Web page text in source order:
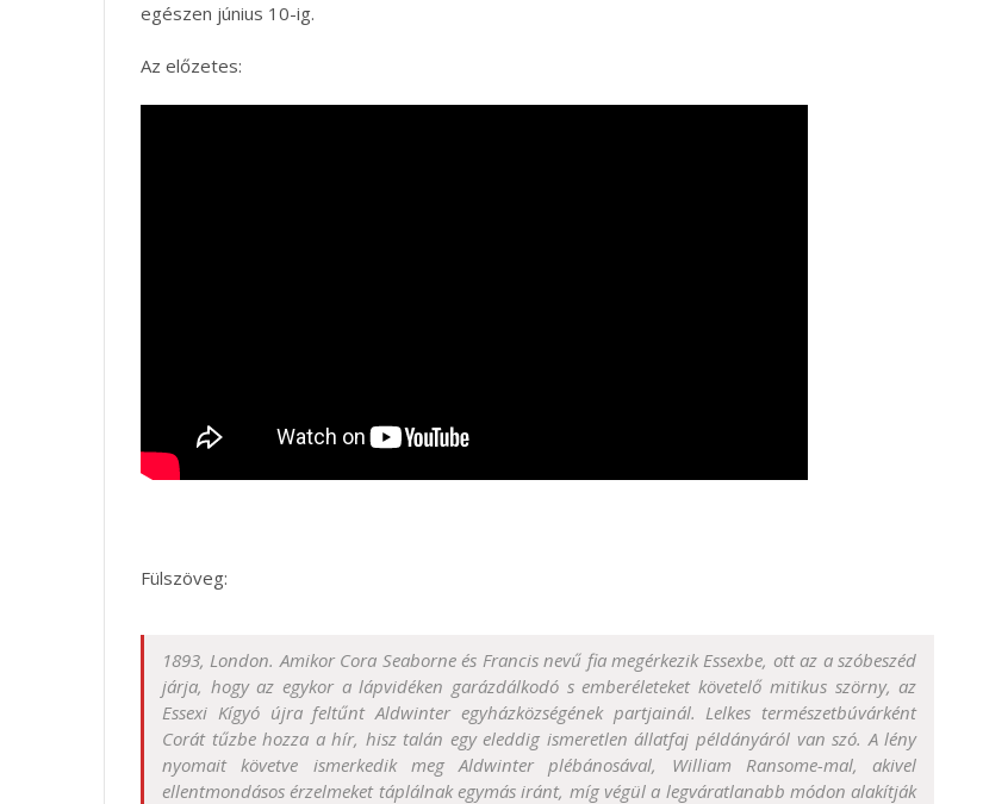
egészen június 10-ig.
Az előzetes:
Fülszöveg:
1893, London. Amikor Cora Seaborne és Francis nevű fia megérkezik Essexbe, ott az a szóbeszéd
járja, hogy az egykor a lápvidéken garázdálkodó s emberéleteket követelő mitikus szörny, az
Essexi Kígyó újra feltűnt Aldwinter egyházközségének partjainál. Lelkes természetbúvárként
Corát tűzbe hozza a hír, hisz talán egy eleddig ismeretlen állatfaj példányáról van szó. A lény
nyomait követve ismerkedik meg Aldwinter plébánosával, William Ransome-mal, akivel
ellentmondásos érzelmeket táplálnak egymás iránt, míg végül a legváratlanabb módon alakítják